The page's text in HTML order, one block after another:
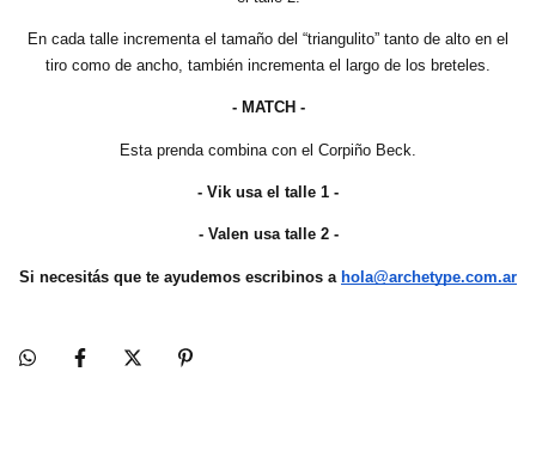
En cada talle incrementa el tamaño del “triangulito” tanto de alto en el
tiro como de ancho, también incrementa el largo de los breteles.
- MATCH -
Esta prenda combina con el Corpiño Beck.
- Vik usa el talle 1 -
- Valen usa talle 2 -
Si necesitás que te ayudemos escribinos a hola@archetype.com.ar